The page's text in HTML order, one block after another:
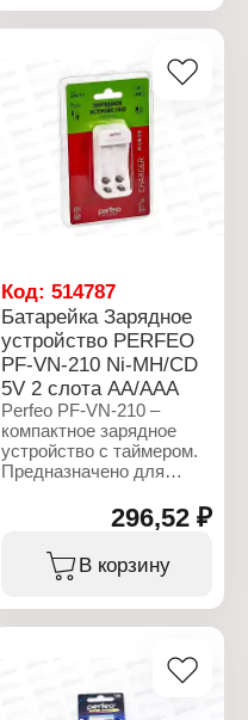
Химическое свойство:
воздушно-цинковые
Напряжение: 1,45 В
Количество в упаковке: 6
Упаковка: блистер
Код:514787
Батарейка Зарядное
устройство PERFEO
PF-VN-210 Ni-MH/CD
5V 2 слота АА/ААА
Perfeo PF-VN-210 –
компактное зарядное
устройство с таймером.
Предназначено для
многократного заряда 1-
го или 2-х аккумуляторов
AA/AAA или одного
аккумулятора типа
никель-
металлогидридной и
никель-кадмиевой (Ni-
электрохимической
системой.
296,52 ₽
В корзину